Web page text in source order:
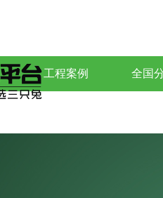
工程案例 全国